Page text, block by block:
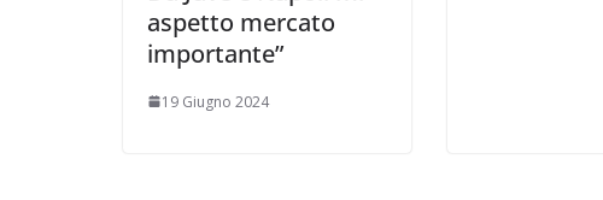
aspetto mercato
importante”
19 Giugno 2024